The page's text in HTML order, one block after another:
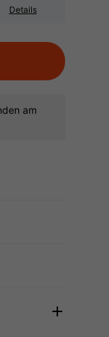
Details
am